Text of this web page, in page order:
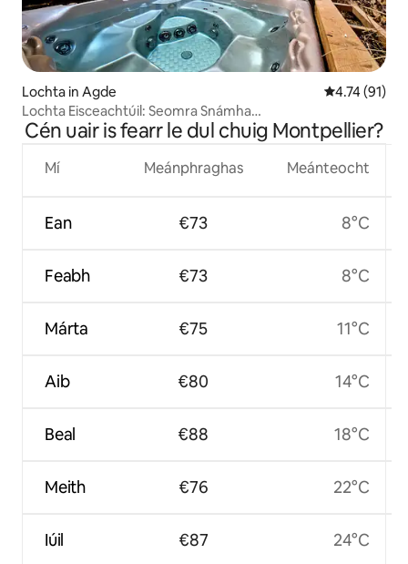
Lochta in Agde Meánrátáil
4.74 (91)
Lochta Eisceachtúil: Seomra Snámha
Príobháideach/Billiard/Suathaireacht
Cén uair is fearr le dul chuig Montpellier?
Mí
Ean
Feabh
Márta
Aib
Beal
Meith
Iúil
Meánphraghas
€73
€73
€75
€80
€88
€76
€87
Meánteocht
8°C
8°C
11°C
14°C
18°C
22°C
24°C